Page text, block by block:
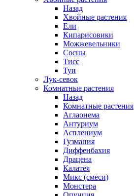
Назад
Хвойные растения
Ели
Кипарисовики
Можжевельники
Сосны
Тисс
Туи
Лук-севок
Комнатные растения
Назад
Комнатные растения
Аглаонема
Антуриум
Асплениум
Гузмания
Диффенбахия
Драцена
Калатея
Микс (смеси)
Монстера